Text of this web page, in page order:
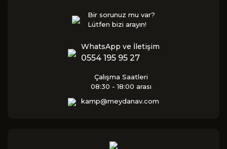
Bir sorunuz mu var?
Lütfen bizi arayın!
WhatsApp ve İletişim
0554 195 95 27
Çalışma Saatleri
08:30 - 18:00 arası
kamp@meydanav.com